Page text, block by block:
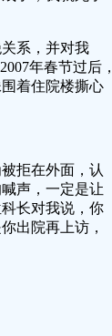
系，并对我
年春节过后，
着住院楼撕心
拒在外面，认
声，一定是让
长对我说，你
出院再上访，